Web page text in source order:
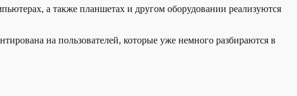
а также планшетах и другом оборудовании реализуются
на пользователей, которые уже немного разбираются в